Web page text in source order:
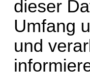
dieser
Umfang
und